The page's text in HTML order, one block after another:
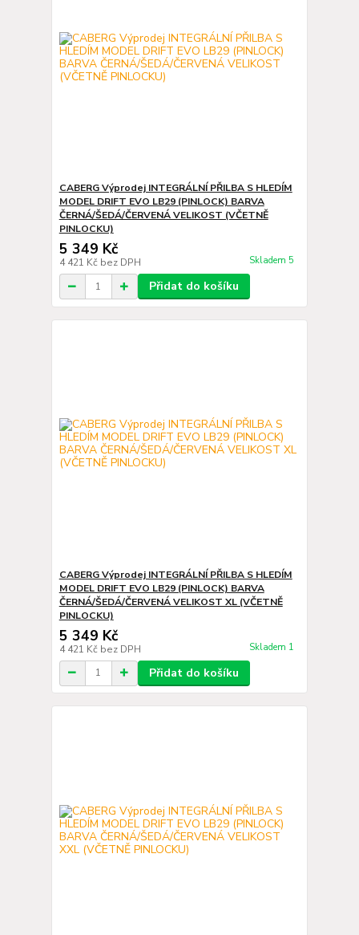
CABERG Výprodej INTEGRÁLNÍ PŘILBA S HLEDÍM
MODEL DRIFT EVO LB29 (PINLOCK) BARVA
ČERNÁ/ŠEDÁ/ČERVENÁ VELIKOST (VČETNĚ
PINLOCKU)
5 349 Kč
4 421 Kč bez DPH Skladem 5
Přidat do košíku
CABERG Výprodej INTEGRÁLNÍ PŘILBA S HLEDÍM
MODEL DRIFT EVO LB29 (PINLOCK) BARVA
ČERNÁ/ŠEDÁ/ČERVENÁ VELIKOST XL (VČETNĚ
PINLOCKU)
5 349 Kč
4 421 Kč bez DPH Skladem 1
Přidat do košíku